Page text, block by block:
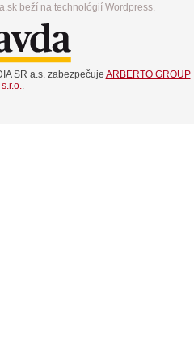
beží na technológií Wordpress.
SR a.s. zabezpečuje ARBERTO GROUP
s.r.o.